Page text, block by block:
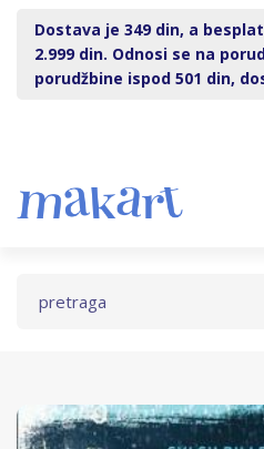
Dostava je 349 din, a
2.999 din. Odnosi se na
porudžbine ispod 501 din,